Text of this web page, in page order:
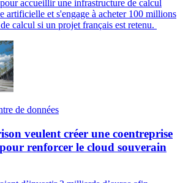
accueillir une infrastructure de calcul
artificielle et s'engage à acheter 100 millions
calcul si un projet français est retenu.
de données
veulent créer une coentreprise
renforcer le cloud souverain